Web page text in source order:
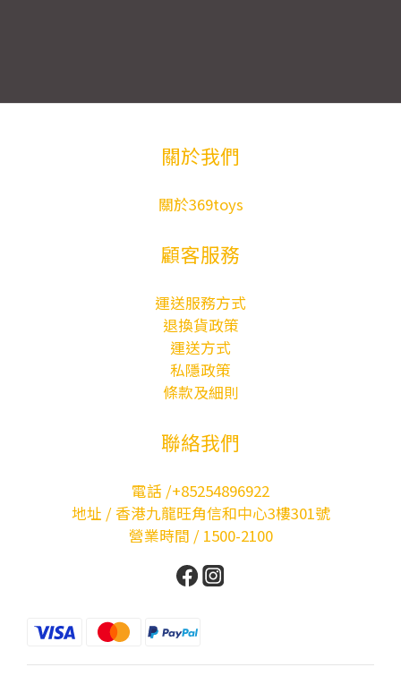
關於我們
關於369toys
顧客服務
運送服務方式
退換貨政策
運送方式
私隱政策
條款及細則
聯絡我們
電話 /+85254896922
地址 / 香港九龍旺角信和中心3樓301號
營業時間 / 1500-2100